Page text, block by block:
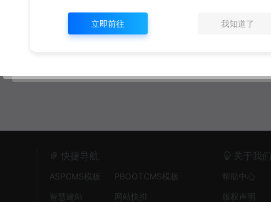
快捷导航
ASPCMS模板
PBOOTCMS模板
智慧建站
网站快排
关于我们
帮助中心
版权声明
立即前往 我知道了